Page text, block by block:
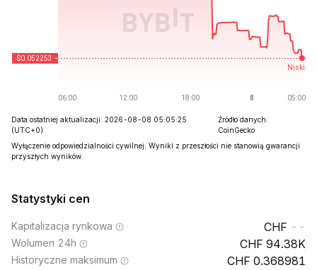
Data ostatniej aktualizacji: 2026-08-08 05:05:25
(UTC+0)
Źródło danych:
CoinGecko
Wyłączenie odpowiedzialności cywilnej: Wyniki z przeszłości nie stanowią gwarancji
przyszłych wyników.
Statystyki cen
Kapitalizacja rynkowa --
Wolumen 24h 94.38K
Historyczne maksimum 0.368981